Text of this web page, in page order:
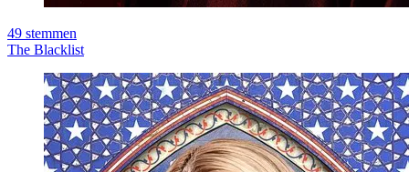
49 stemmen
The Blacklist